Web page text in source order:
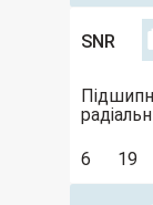
SNR
6 19